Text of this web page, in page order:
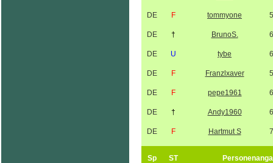
DE F tommyone
DE † BrunoS.
DE U tybe
DE F Franzlxaver
DE F pepe1961
DE † Andy1960
DE F Hartmut S
Sp ST